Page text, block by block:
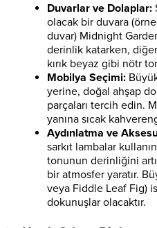
Duvarlar ve Dolaplar:
olacak bir duvara
duvar) Midnight
derinlik katarken,
kırık beyaz gibi nötr
Mobilya Seçimi:
yerine, doğal ahşap
parçaları tercih edin.
yanına sıcak
Aydınlatma ve
sarkıt lambalar
tonunun derinliğini
bir atmosfer yaratır.
veya Fiddle Leaf Fig)
dokunuşlar olacaktır.